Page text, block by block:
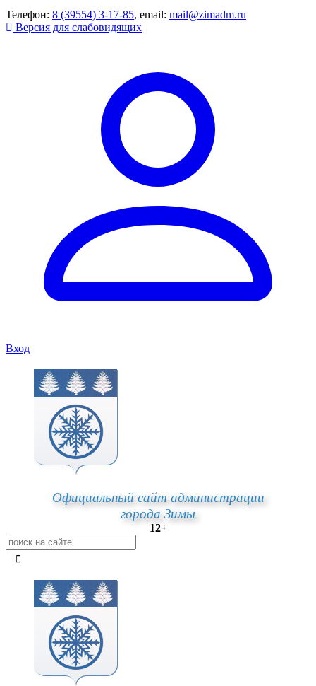
Телефон: 8 (39554) 3-17-85, email: mail@zimadm.ru
Версия для слабовидящих
Вход
Официальный сайт администрации
города Зимы
12+